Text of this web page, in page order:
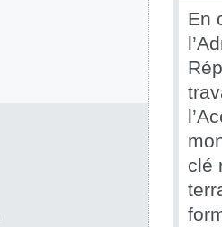
En
clé